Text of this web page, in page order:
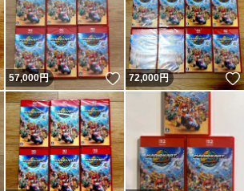
いいね！
57,000円 いいね！
72,000円